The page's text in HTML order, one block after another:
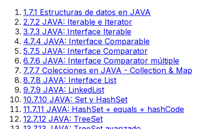
1.7.1 Estructuras de datos en JAVA
2.7.2 JAVA: Iterable e Iterator
3.7.3 JAVA: Interface Iterable
4.7.4 JAVA: Interface Comparable
5.7.5 JAVA: Interface Comparator
6.7.6 JAVA: Interface Comparator múltiple
7.7.7 Colecciones en JAVA - Collection & Map
8.7.8 JAVA: Interface List
9.7.9 JAVA: LinkedList
10.7.10 JAVA: Set y HashSet
11.7.11 JAVA: HashSet + equals + hashCode
12.7.12 JAVA: TreeSet